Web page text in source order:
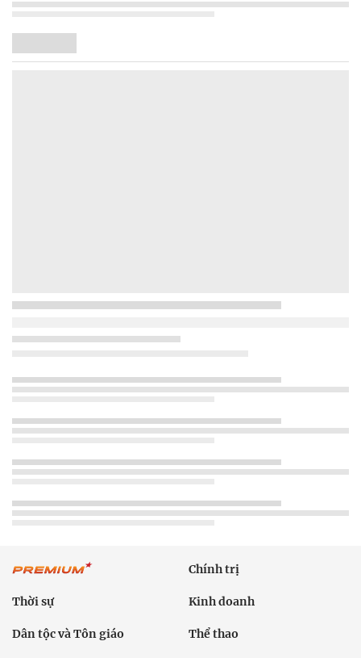
Chính trị
Thời sự Kinh doanh
Dân tộc và Tôn giáo Thể thao